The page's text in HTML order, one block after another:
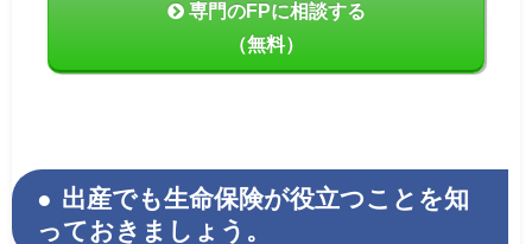
専門のFPに相談する
（無料）
出産でも生命保険が役立つことを知
っておきましょう。